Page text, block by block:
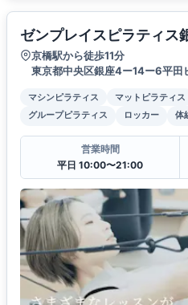
ゼンプレイスピラティス
京橋駅から徒歩11分
東京都中央区銀座4ー14ー6平田
マシンピラティス マットピラティス
グループピラティス
ロッカー 体
営業時間
平日 10:00〜21:00